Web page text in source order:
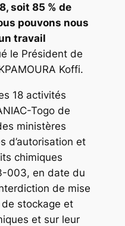
soit 85 % de
pouvons nous
travail
le Président de
Koffi.
18 activités
Togo de
ministères
d’autorisation et
chimiques
003, en date du
de mise
stockage et
et sur leur